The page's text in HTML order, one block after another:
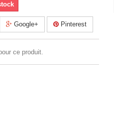
Google+ Pinterest
ce produit.